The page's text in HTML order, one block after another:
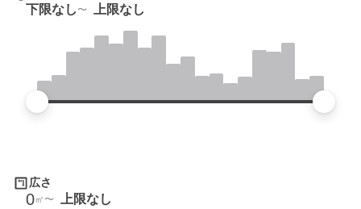
下限なし 上限なし
広さ
0㎡ 上限なし